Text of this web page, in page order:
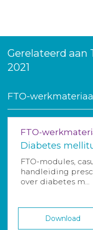
Gerelateerd aan
2021
FTO-werkmateriaal
FTO-
Diabetes
FTO-modules,
handleiding
over diabetes m...
Download